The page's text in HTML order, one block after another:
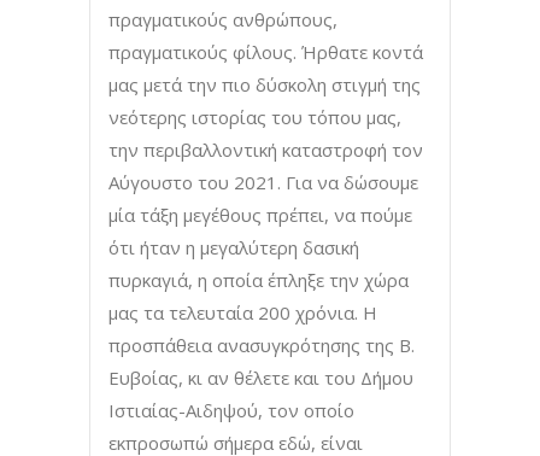
πραγματικούς ανθρώπους,
πραγματικούς φίλους. Ήρθατε κοντά
μας μετά την πιο δύσκολη στιγμή της
νεότερης ιστορίας του τόπου μας,
την περιβαλλοντική καταστροφή τον
Αύγουστο του 2021. Για να δώσουμε
μία τάξη μεγέθους πρέπει, να πούμε
ότι ήταν η μεγαλύτερη δασική
πυρκαγιά, η οποία έπληξε την χώρα
μας τα τελευταία 200 χρόνια. Η
προσπάθεια ανασυγκρότησης της Β.
Ευβοίας, κι αν θέλετε και του Δήμου
Ιστιαίας-Αιδηψού, τον οποίο
εκπροσωπώ σήμερα εδώ, είναι